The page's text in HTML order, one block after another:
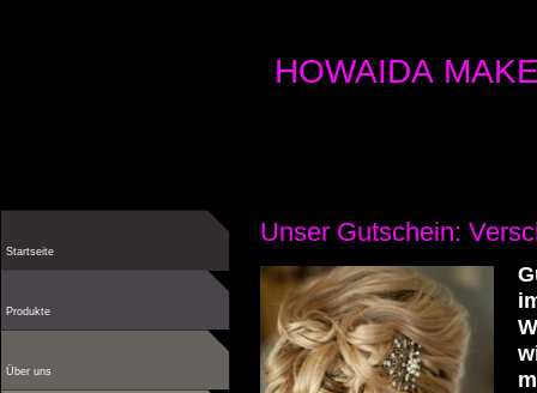
HOWAIDA
Startseite
Produkte
Über uns
Unser Gutschein: